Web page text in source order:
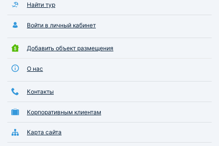
Найти тур
Войти в личный кабинет
Добавить объект размещения
О нас
Контакты
Корпоративным клиентам
Карта сайта